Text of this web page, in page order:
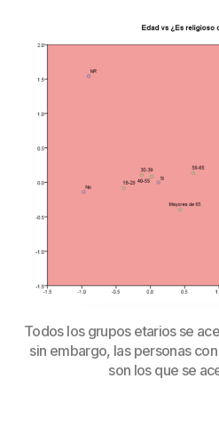
Todos los grupos etarios se
sin embargo, las personas
son los que se